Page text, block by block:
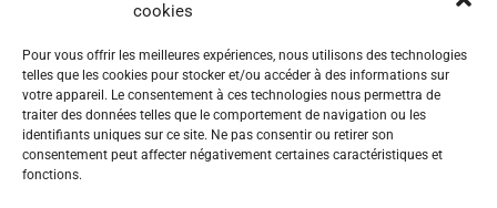
cookies
Pour vous offrir les meilleures expériences, nous utilisons des technologies
telles que les cookies pour stocker et/ou accéder à des informations sur
votre appareil. Le consentement à ces technologies nous permettra de
traiter des données telles que le comportement de navigation ou les
identifiants uniques sur ce site. Ne pas consentir ou retirer son
consentement peut affecter négativement certaines caractéristiques et
fonctions.